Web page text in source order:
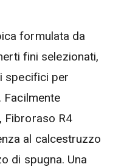
formulata da
fini selezionati,
specifici per
Facilmente
Fibroraso R4
al calcestruzzo
di spugna. Una